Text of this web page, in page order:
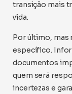
transição mais
vida.
Por último, mas
específico.
documentos
quem será
incertezas e